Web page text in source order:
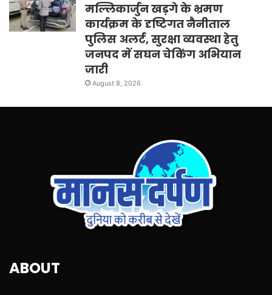
मल्लिकार्जुन खड़गे के भ्रमण
कार्यक्रम के दृष्टिगत नैनीताल
पुलिस अलर्ट, सुरक्षा व्यवस्था हेतु
जनपद में सघन चेकिंग अभियान
जारी
August 8, 2026
ABOUT